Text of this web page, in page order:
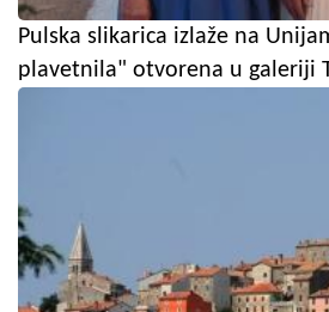
Pulska slikarica izlaže na
plavetnila" otvorena u galeriji